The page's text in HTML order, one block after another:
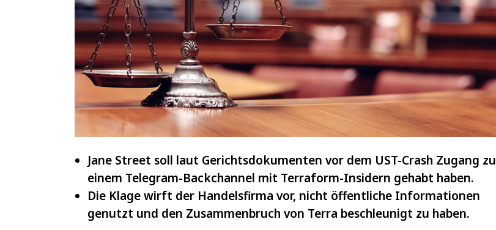
IOTA
und
VeChain
Jane Street soll laut Gerichtsdokumenten vor dem UST-Crash Zugang zu
einem Telegram-Backchannel mit Terraform-Insidern gehabt haben.
Die Klage wirft der Handelsfirma vor, nicht öffentliche Informationen
genutzt und den Zusammenbruch von Terra beschleunigt zu haben.